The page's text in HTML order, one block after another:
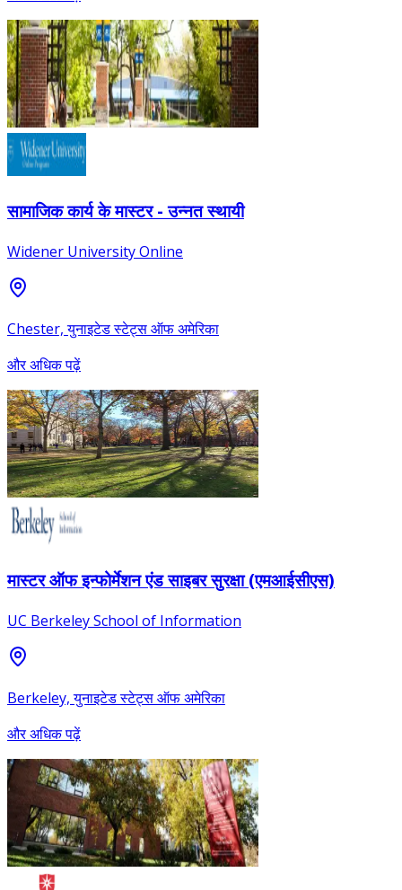
सामाजिक कार्य के मास्टर - उन्नत स्थायी
Widener University Online
Chester, युनाइटेड स्टेट्स ऑफ अमेरिका
और अधिक पढ़ें
मास्टर ऑफ इन्फोर्मेशन एंड साइबर सुरक्षा (एमआईसीएस)
UC Berkeley School of Information
Berkeley, युनाइटेड स्टेट्स ऑफ अमेरिका
और अधिक पढ़ें